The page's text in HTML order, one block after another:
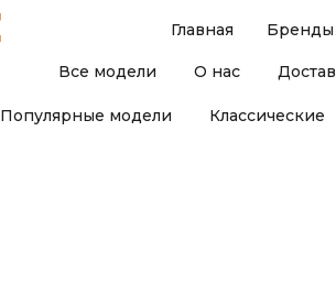
Все модели О нас
Главная Бренды
Популярные модели Классические